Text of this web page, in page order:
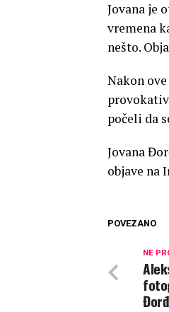
Jovana je
vremena
nešto.
Nakon
počeli da
Jovana
objave na
POVEZANO
NE